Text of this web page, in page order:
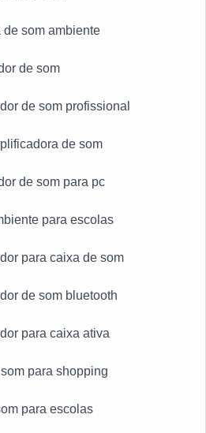
som ambiente
de som
de som profissional
de som
de som para pc
para escolas
para caixa de som
de som bluetooth
para caixa ativa
para shopping
para escolas